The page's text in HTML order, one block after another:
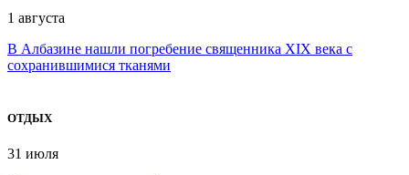
1 августа
В Албазине нашли погребение священника XIX века с
сохранившимися тканями
ОТДЫХ
31 июля